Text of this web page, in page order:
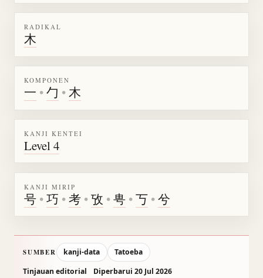
RADIKAL
木
KOMPONEN
一 •勹 •木
KANJI KENTEI
Level 4
KANJI MIRIP
号 •巧 •考 •攷 •甹 •丂 •兮
SUMBER kanji-data
Tatoeba
Tinjauan editorial
Diperbarui 20 Jul 2026